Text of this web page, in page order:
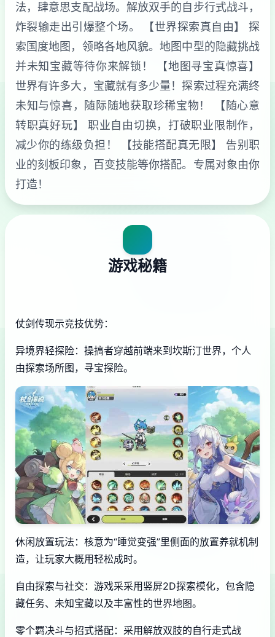
法，肆意思支配战场。解放双手的自步行式战斗，
炸裂输走出引爆整个场。 【世界探索真自由】 探
索国度地图，领略各地风貌。地图中型的隐藏挑战
并未知宝藏等待你来解锁！ 【地图寻宝真惊喜】
世界有许多大，宝藏就有多少量！探索过程充满终
未知与惊喜，随际随地获取珍稀宝物！ 【随心意
转职真好玩】 职业自由切换，打破职业限制作，
减少你的练级负担！ 【技能搭配真无限】 告别职
业的刻板印象，百变技能等你搭配。专属对象由你
打造！
游戏秘籍
仗剑传现示竞技优势：
异境界轻探险：操搞者穿越前端来到坎斯汀世界，个人
由探索场所图，寻宝探险。
休闲放置玩法：核意为“睡觉变强”里侧面的放置养就机制
造，让玩家大概用轻松成时。
自由探索与社交：游戏采采用竖屏2D探索模化，包含隐
藏任务、未知宝藏以及丰富性的世界地图。
零个羁决斗与招式搭配：采用解放双肢的自行走式战